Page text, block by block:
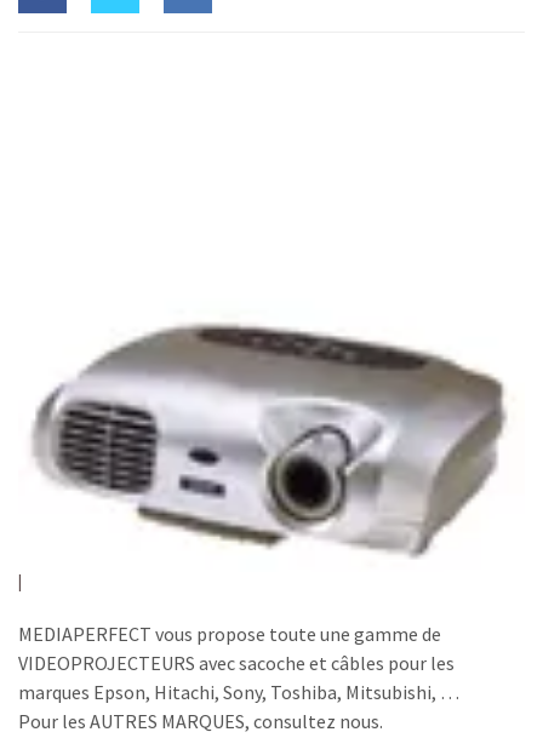
MEDIAPERFECT vous propose toute une gamme de
VIDEOPROJECTEURS avec sacoche et câbles pour les
marques Epson, Hitachi, Sony, Toshiba, Mitsubishi, …
Pour les AUTRES MARQUES, consultez nous.